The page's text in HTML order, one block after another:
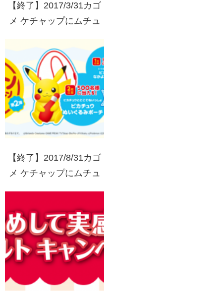
【終了】2017/3/31カゴ
メ ケチャップにムチュ
ン2017
【終了】2017/8/31カゴ
メ ケチャップにムチュ